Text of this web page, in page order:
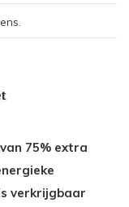
75% extra
verkrijgbaar